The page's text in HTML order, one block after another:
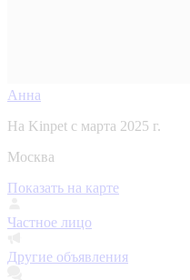
Анна
На Kinpet c марта 2025 г.
Москва
Показать на карте
Частное лицо
Другие объявления